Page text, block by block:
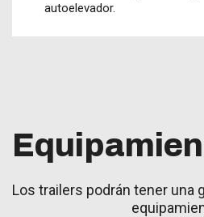
autoelevador.
Los trailers podrán tener una